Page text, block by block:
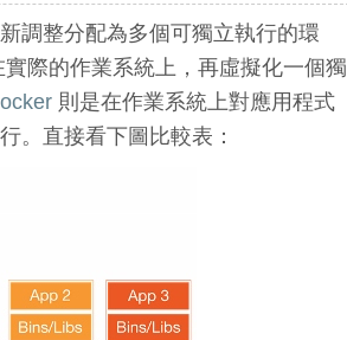
調整分配為多個可獨立執行的環
際的作業系統上，再虛擬化一個獨
則是在作業系統上對應用程式
。直接看下圖比較表：